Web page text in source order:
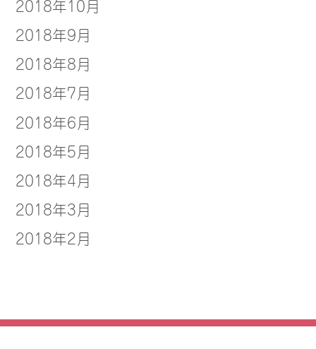
2018年10月
2018年9月
2018年8月
2018年7月
2018年6月
2018年5月
2018年4月
2018年3月
2018年2月